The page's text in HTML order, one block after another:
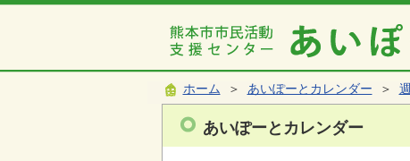
ホーム ＞ あいぽーとカレンダー ＞
あいぽーとカレンダー